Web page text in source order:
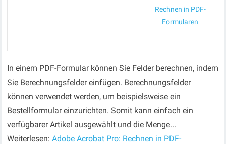
Rechnen in PDF-
Formularen
In einem PDF-Formular können Sie Felder berechnen, indem
Sie Berechnungsfelder einfügen. Berechnungsfelder
können verwendet werden, um beispielsweise ein
Bestellformular einzurichten. Somit kann einfach ein
verfügbarer Artikel ausgewählt und die Menge...
Weiterlesen:Adobe Acrobat Pro: Rechnen in PDF-